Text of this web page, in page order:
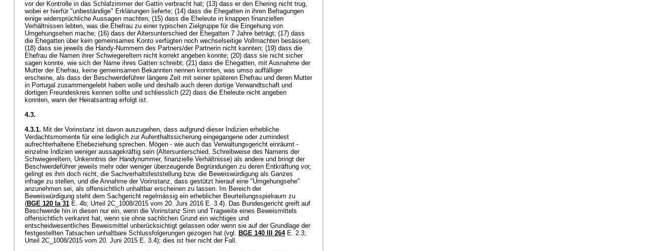
vor der Kontrolle in das Schlafzimmer der Gattin verbracht hat; (13) dass er den Ehering nicht trug,
wobei er hierfür "unbeständige" Erklärungen lieferte; (14) dass die Ehegatten in ihren Befragungen
einige widersprüchliche Aussagen machten; (15) dass die Eheleute in knappen finanziellen
Verhältnissen lebten, was die Ehefrau zu einer typischen Zielgruppe für die Eingehung von
Umgehungsehen mache; (16) dass der Altersunterschied der Ehegatten 7 Jahre beträgt; (17) dass
die Ehegatten über kein gemeinsames Konto verfügten noch wechselseitige Vollmachten besässen;
(18) dass sie jeweils die Handy-Nummern des Partners/der Partnerin nicht kannten; (19) dass die
Ehefrau die Namen ihrer Schwiegereltern nicht korrekt angeben konnte; (20) dass sie nicht sicher
sagen konnte, wie sich der Name ihres Gatten schreibt; (21) dass die Ehegatten, mit Ausnahme der
Mutter der Ehefrau, keine gemeinsamen Bekannten nennen konnten, was umso auffälliger
erscheine, als dass der Beschwerdeführer längere Zeit mit seiner späteren Ehefrau und deren Mutter
in Portugal zusammengelebt haben wolle und deshalb auch deren dortige Verwandtschaft und
dortigen Freundeskreis kennen sollte und schliesslich (22) dass die Eheleute nicht angeben
konnten, wann der Heiratsantrag erfolgt ist.
4.3.
4.3.1. Mit der Vorinstanz ist davon auszugehen, dass aufgrund dieser Indizien erhebliche
Verdachtsmomente für eine lediglich zur Aufenthaltssicherung eingegangene oder zumindest
aufrechterhaltene Ehebeziehung sprechen. Mögen - wie auch das Verwaltungsgericht einräumt -
einzelne Indizien weniger aussagekräftig sein (Altersunterschied, Schreibweise des Namens der
Schwiegereltern, Unkenntnis der Handynummer, finanzielle Verhältnisse) als andere und bringt der
Beschwerdeführer jeweils mehr oder weniger überzeugende Begründungen zu deren Entkräftung vor,
gelingt es ihm doch nicht, die Sachverhaltsfeststellung bzw. die Beweiswürdigung als Ganzes
infrage zu stellen, und die Annahme der Vorinstanz, dass gestützt hierauf eine "Umgehungsehe"
anzunehmen sei, als offensichtlich unhaltbar erscheinen zu lassen. Im Bereich der
Beweiswürdigung steht dem Sachgericht regelmässig ein erheblicher Beurteilungsspielraum zu
(BGE 120 Ia 31 E. 4b; Urteil 2C_1008/2015 vom 20. Juni 2016 E. 3.4). Das Bundesgericht greift auf
Beschwerde hin in diesen nur ein, wenn die Vorinstanz Sinn und Tragweite eines Beweismittels
offensichtlich verkannt hat, wenn sie ohne sachlichen Grund ein wichtiges und
entscheidwesentliches Beweismittel unberücksichtigt gelassen oder wenn sie auf der Grundlage der
festgestellten Tatsachen unhaltbare Schlussfolgerungen gezogen hat (vgl. BGE 140 III 264E. 2.3;
Urteil 2C_1008/2015 vom 20. Juni 2015 E. 3.4); dies ist hier nicht der Fall.